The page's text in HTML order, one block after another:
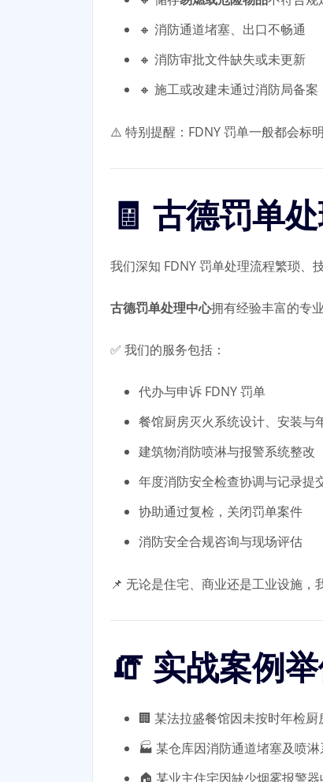
🔸 消防通道堵塞、出口不畅通
🔸 消防审批文件缺失或未更新
🔸 施工或改建未通过消防局备案
⚠️ 特别提醒：FDNY 罚单一般都会标明
🧾 古德罚单
我们深知 FDNY 罚单处理流程繁琐、
古德罚单处理中心拥有经验丰富的专
✅ 我们的服务包括：
代办与申诉 FDNY 罚单
餐馆厨房灭火系统设计、安装与
建筑物消防喷淋与报警系统整改
年度消防安全检查协调与记录提
协助通过复检，关闭罚单案件
消防安全合规咨询与现场评估
📌 无论是住宅、商业还是工业设施，
🧯 实战案例举
🏢 某法拉盛餐馆因未按时年检
🏭 某仓库因消防通道堵塞及喷
🏠 某业主住宅因缺少烟雾报警